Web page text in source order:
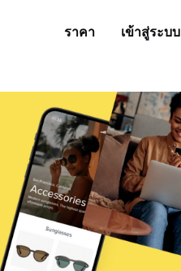
ราคา เข้าสู่ระบบ